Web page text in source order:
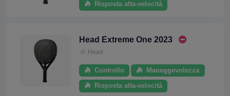
Risposta alta-velocità
Head Extreme One 2023
Head
Controllo Maneggevolezza
Risposta alta-velocità